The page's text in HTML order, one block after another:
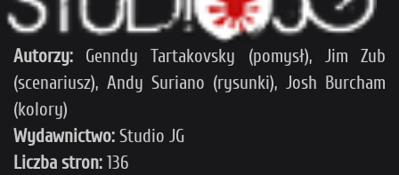
Autorzy: Genndy Tartakovsky (pomysł), Jim Zub
(scenariusz), Andy Suriano (rysunki), Josh Burcham
(kolory)
Wydawnictwo: Studio JG
Liczba stron: 136